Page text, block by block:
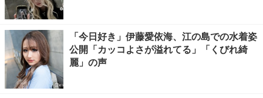
「今日好き」伊藤愛依海、江の島での水着姿
公開「カッコよさが溢れてる」「くびれ綺
麗」の声